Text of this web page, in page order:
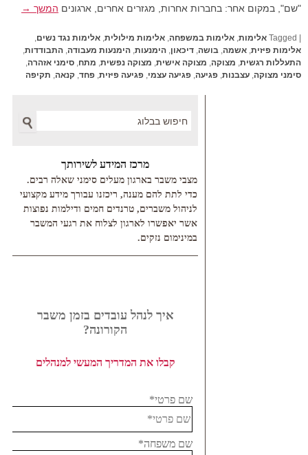
"שם", במקום אחר: בחברות אחרות, מגזרים אחרים, ארגונים המשך →
Tagged אלימות, אלימות במשפחה, אלימות מילולית, אלימות נגד נשים,
אלימות פיזית, אשמה, בושה, דיכאון, הימנעות, הימנעות מעבודה, התבודדות,
התעללות רגשית, מצוקה, מצוקה אישית, מצוקה נפשית, מתח, סימני אזהרה,
סימני מצוקה, עצבנות, פגיעה, פגיעה עצמי, פגיעה פיזית, פחד, קנאה, תקיפה
מרכז המידע לשירותך
מצבי משבר בארגון מעלים סימני שאלה רבים.
כדי לתת להם מענה, ריכזנו עבורך מידע מקצועי
לניהול משברים, טרנדים חמים ודילמות נפוצות
אשר יאפשרו לארגון לצלוח את רגעי המשבר
במינימום נזקים.